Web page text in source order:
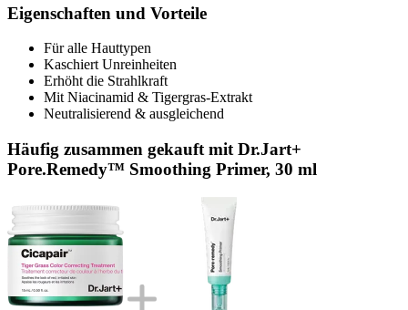
Eigenschaften und Vorteile
Für alle Hauttypen
Kaschiert Unreinheiten
Erhöht die Strahlkraft
Mit Niacinamid & Tigergras-Extrakt
Neutralisierend & ausgleichend
Häufig zusammen gekauft mit Dr.Jart+
Pore.Remedy™ Smoothing Primer, 30 ml